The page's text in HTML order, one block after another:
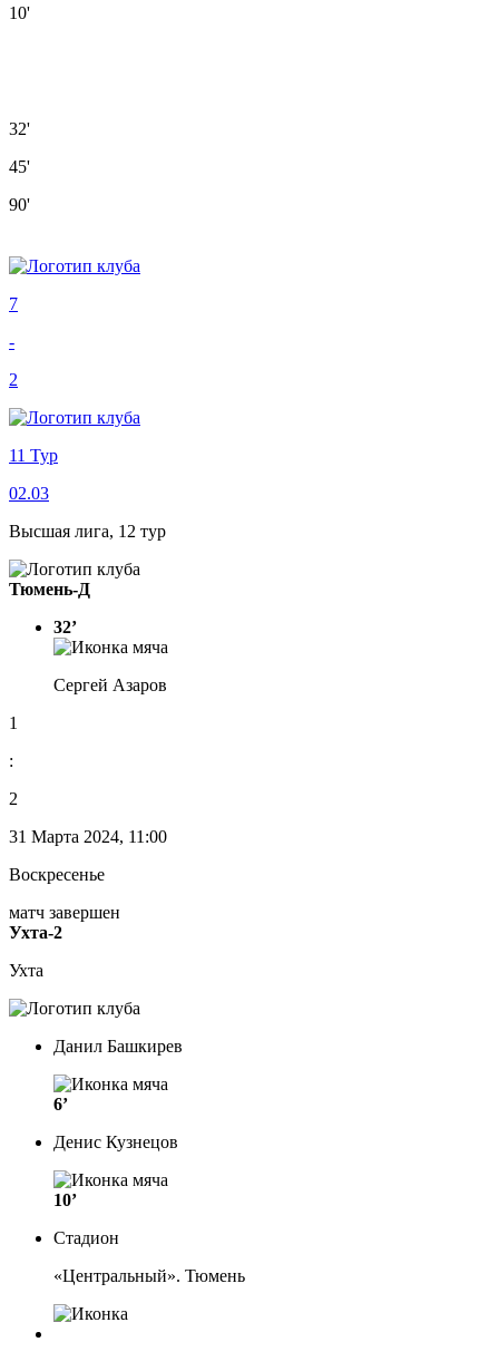
10'
32'
45'
90'
7
-
2
11 Тур
02.03
Высшая лига, 12 тур
Тюмень-Д
32’
Сергей Азаров
1
:
2
31 Марта 2024, 11:00
Воскресенье
матч завершен
Ухта-2
Ухта
Данил Башкирев
6’
Денис Кузнецов
10’
Стадион
«Центральный». Тюмень